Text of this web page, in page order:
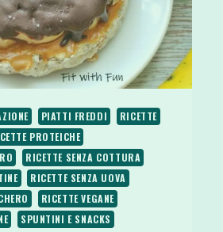
PIATTI FREDDI
RICETTE
PROTEICHE
RICETTE SENZA COTTURA
RICETTE SENZA UOVA
RICETTE VEGANE
SPUNTINI E SNACKS